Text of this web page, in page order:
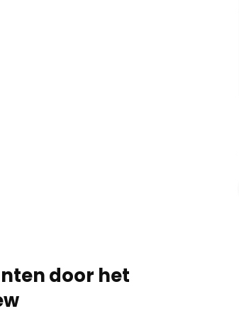
door het